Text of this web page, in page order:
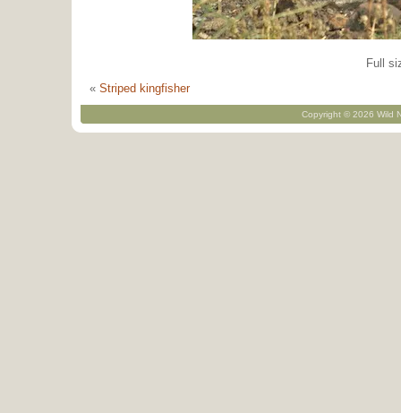
Full
« Striped kingfisher
Copyright © 2026 Wild